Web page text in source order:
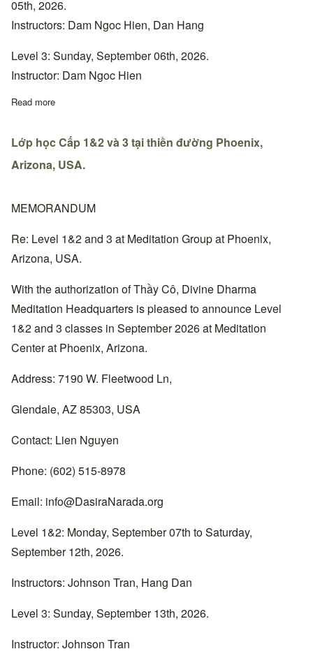
05th, 2026.
Instructors: Dam Ngoc Hien, Dan Hang
Level 3: Sunday, September 06th, 2026.
Instructor: Dam Ngoc Hien
Read more
Lớp học Cấp 1&2 và 3 tại thiền đường Phoenix,
Arizona, USA.
MEMORANDUM
Re: Level 1&2 and 3 at Meditation Group at Phoenix,
Arizona, USA.
With the authorization of Thầy Cô, Divine Dharma
Meditation Headquarters is pleased to announce Level
1&2 and 3 classes in September 2026 at Meditation
Center at Phoenix, Arizona.
Address: 7190 W. Fleetwood Ln,
Glendale, AZ 85303, USA
Contact: Lien Nguyen
Phone: (602) 515-8978
Email: info@DasiraNarada.org
Level 1&2: Monday, September 07th to Saturday,
September 12th, 2026.
Instructors: Johnson Tran, Hang Dan
Level 3: Sunday, September 13th, 2026.
Instructor: Johnson Tran